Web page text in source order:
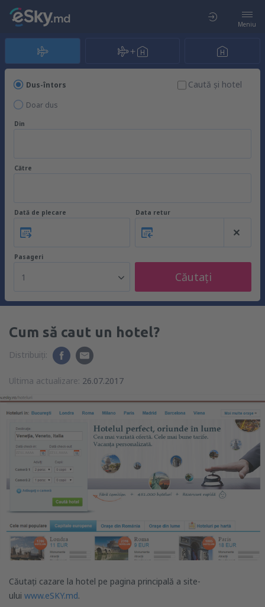
Meniu
Dus-întors
Doar dus
Caută şi hotel
Din
Către
Dată de plecare Data retur
Pasageri
1 Căutați
Cum să caut un hotel?
Distribuiți:
Ultima actualizare: 26.07.2017
Căutați cazare la hotel pe pagina principală a site-
ului www.eSKY.md.